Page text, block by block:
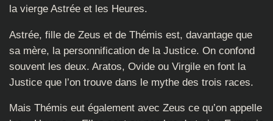
la vierge Astrée et les Heures.
Astrée, fille de Zeus et de Thémis est, davantage que
sa mère, la personnification de la Justice. On confond
souvent les deux. Aratos, Ovide ou Virgile en font la
Justice que l’on trouve dans le mythe des trois races.
Mais Thémis eut également avec Zeus ce qu’on appelle